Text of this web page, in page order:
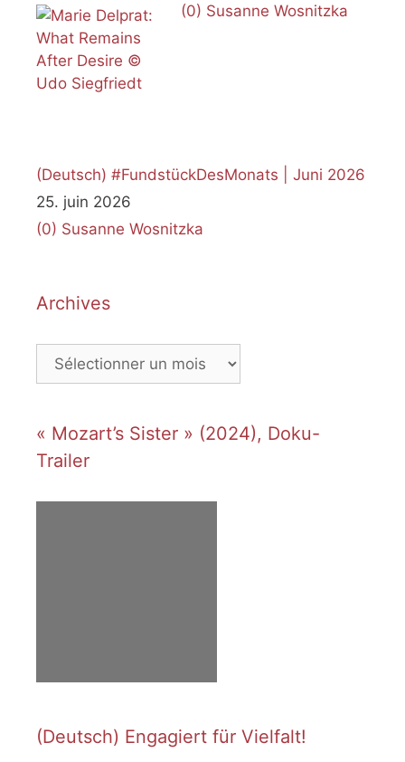
(0) Susanne Wosnitzka
(Deutsch) #FundstückDesMonats | Juni 2026
25. juin 2026
(0) Susanne Wosnitzka
Archives
Archives
« Mozart’s Sister » (2024), Doku-
Trailer
(Deutsch) Engagiert für Vielfalt!